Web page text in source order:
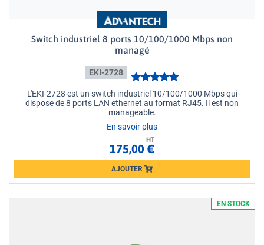
Switch industriel 8 ports 10/100/1000 Mbps non
managé
EKI-2728
L'EKI-2728 est un switch industriel 10/100/1000 Mbps qui
dispose de 8 ports LAN ethernet au format RJ45. Il est non
manageable.
En savoir plus
HT
175,00 €
AJOUTER
Loading...
EN STOCK